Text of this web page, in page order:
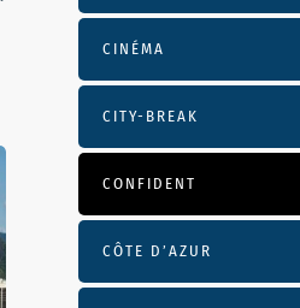
CINÉMA
CITY-BREAK
CONFIDENT
CÔTE D’AZUR